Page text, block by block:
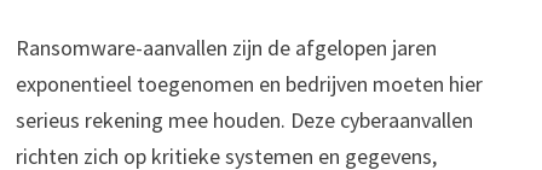
Ransomware-aanvallen zijn de afgelopen jaren
exponentieel toegenomen en bedrijven moeten hier
serieus rekening mee houden. Deze cyberaanvallen
richten zich op kritieke systemen en gegevens,